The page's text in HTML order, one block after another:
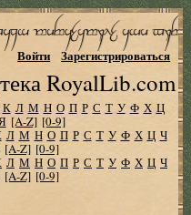
RoyalLib.com
Войти Зарегистрироваться
К Л М Н О П Р С Т У Ф Х Ц
[A-Z] [0-9]
Л М Н О П Р С Т У Ф Х Ц Ч
[A-Z] [0-9]
Л М Н О П Р С Т У Ф Х Ц Ч
[A-Z] [0-9]